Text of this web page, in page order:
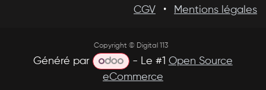
CGV
• Mentions légales
Copyright © Digital 113
Généré par - Le #1 Open Source
eCommerce